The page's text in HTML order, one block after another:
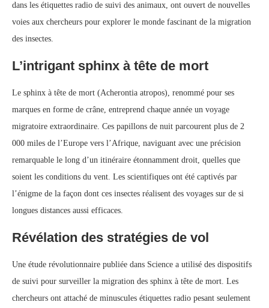
dans les étiquettes radio de suivi des animaux, ont ouvert de nouvelles
voies aux chercheurs pour explorer le monde fascinant de la migration
des insectes.
L’intrigant sphinx à tête de mort
Le sphinx à tête de mort (Acherontia atropos), renommé pour ses
marques en forme de crâne, entreprend chaque année un voyage
migratoire extraordinaire. Ces papillons de nuit parcourent plus de 2
000 miles de l’Europe vers l’Afrique, naviguant avec une précision
remarquable le long d’un itinéraire étonnamment droit, quelles que
soient les conditions du vent. Les scientifiques ont été captivés par
l’énigme de la façon dont ces insectes réalisent des voyages sur de si
longues distances aussi efficaces.
Révélation des stratégies de vol
Une étude révolutionnaire publiée dans Science a utilisé des dispositifs
de suivi pour surveiller la migration des sphinx à tête de mort. Les
chercheurs ont attaché de minuscules étiquettes radio pesant seulement